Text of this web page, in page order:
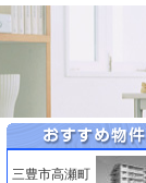
三豊市高瀬町